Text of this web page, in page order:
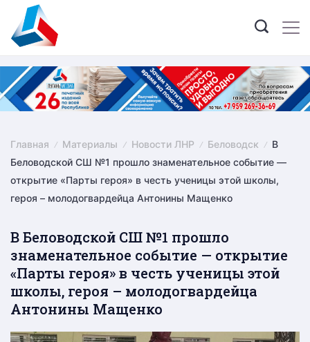
content
Главная Материалы Новости ЛНР Беловодск
В
Беловодской СШ №1 прошло знаменательное событие —
открытие «Парты героя» в честь ученицы этой школы,
героя – молодогвардейца Антонины Мащенко
В Беловодской СШ №1 прошло
знаменательное событие — открытие
«Парты героя» в честь ученицы этой
школы, героя – молодогвардейца
Антонины Мащенко